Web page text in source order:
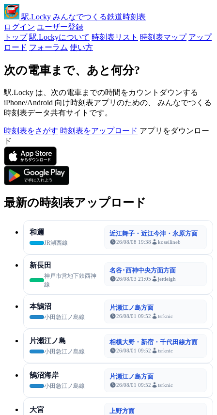
駅.Locky みんなでつくる鉄道時刻表
ログイン ユーザー登録
トップ 駅.Lockyについて 時刻表リスト 時刻表マップ アップ
ロード フォーラム 使い方
次の電車まで、あと何分?
駅.Locky は、次の電車までの時間をカウントダウンする
iPhone/Android 向け時刻表アプリのための、 みんなでつくる
時刻表データ共有サイトです。
時刻表をさがす 時刻表をアップロード アプリをダウンロー
ド
最新の時刻表アップロード
和邇
JR湖西線
近江舞子・近江今津・永原方面
26/08/08 19:38 koseilineb
新長田
神戸市営地下鉄西神
線
名谷･西神中央方面方面
26/08/03 21:05 jettleigh
本鵠沼
小田急江ノ島線
片瀬江ノ島方面
26/08/01 09:52 tsrknic
片瀬江ノ島
小田急江ノ島線
相模大野・新宿・千代田線方面
26/08/01 09:52 tsrknic
鵠沼海岸
小田急江ノ島線
片瀬江ノ島方面
26/08/01 09:52 tsrknic
大宮 上野方面